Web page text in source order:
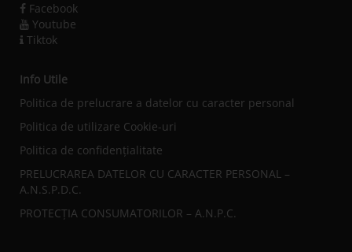
Facebook
Youtube
Tiktok
Info Utile
Politica de prelucrare a datelor cu caracter personal
Politica de utilizare Cookie-uri
Politica de confidențialitate
PRELUCRAREA DATELOR CU CARACTER PERSONAL –
A.N.S.P.D.C.
PROTECȚIA CONSUMATORILOR – A.N.P.C.